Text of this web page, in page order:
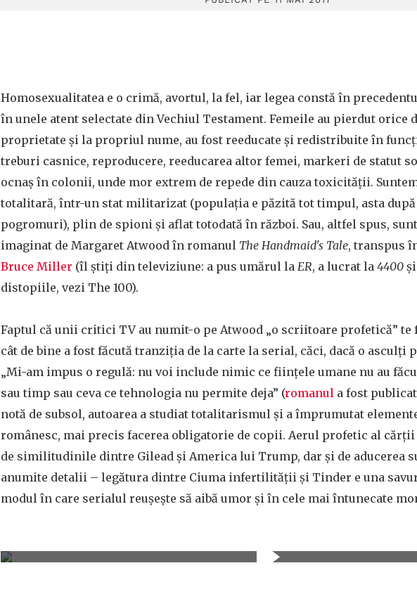
Homosexualitatea e o crimă, avortul, la fel, iar legea constă în
în unele atent selectate din Vechiul Testament. Femeile au pierdut orice
proprietate şi la propriul nume, au fost reeducate şi redistribuite în
treburi casnice, reproducere, reeducarea altor femei, markeri de statut
ocnaş în colonii, unde mor extrem de repede din cauza toxicităţii.
totalitară, într-un stat militarizat (populaţia e păzită tot timpul, asta
pogromuri), plin de spioni şi aflat totodată în război. Sau, altfel spus,
imaginat de Margaret Atwood în romanul The Handmaid's Tale, transpus
Bruce Miller (îl ştiţi din televiziune: a pus umărul la ER, a lucrat la 4400
distopiile, vezi The 100).
Faptul că unii critici TV au numit-o pe Atwood „o scriitoare profetică” te
cât de bine a fost făcută tranziţia de la carte la serial, căci, dacă o asculţi
„Mi-am impus o regulă: nu voi include nimic ce fiinţele umane nu au
sau timp sau ceva ce tehnologia nu permite deja” (romanul a fost publicat
notă de subsol, autoarea a studiat totalitarismul şi a împrumutat
românesc, mai precis facerea obligatorie de copii. Aerul profetic al cărţii
de similitudinile dintre Gilead şi America lui Trump, dar şi de aducerea
anumite detalii – legătura dintre Ciuma infertilităţii şi Tinder e una
modul în care serialul reuşeşte să aibă umor şi în cele mai întunecate